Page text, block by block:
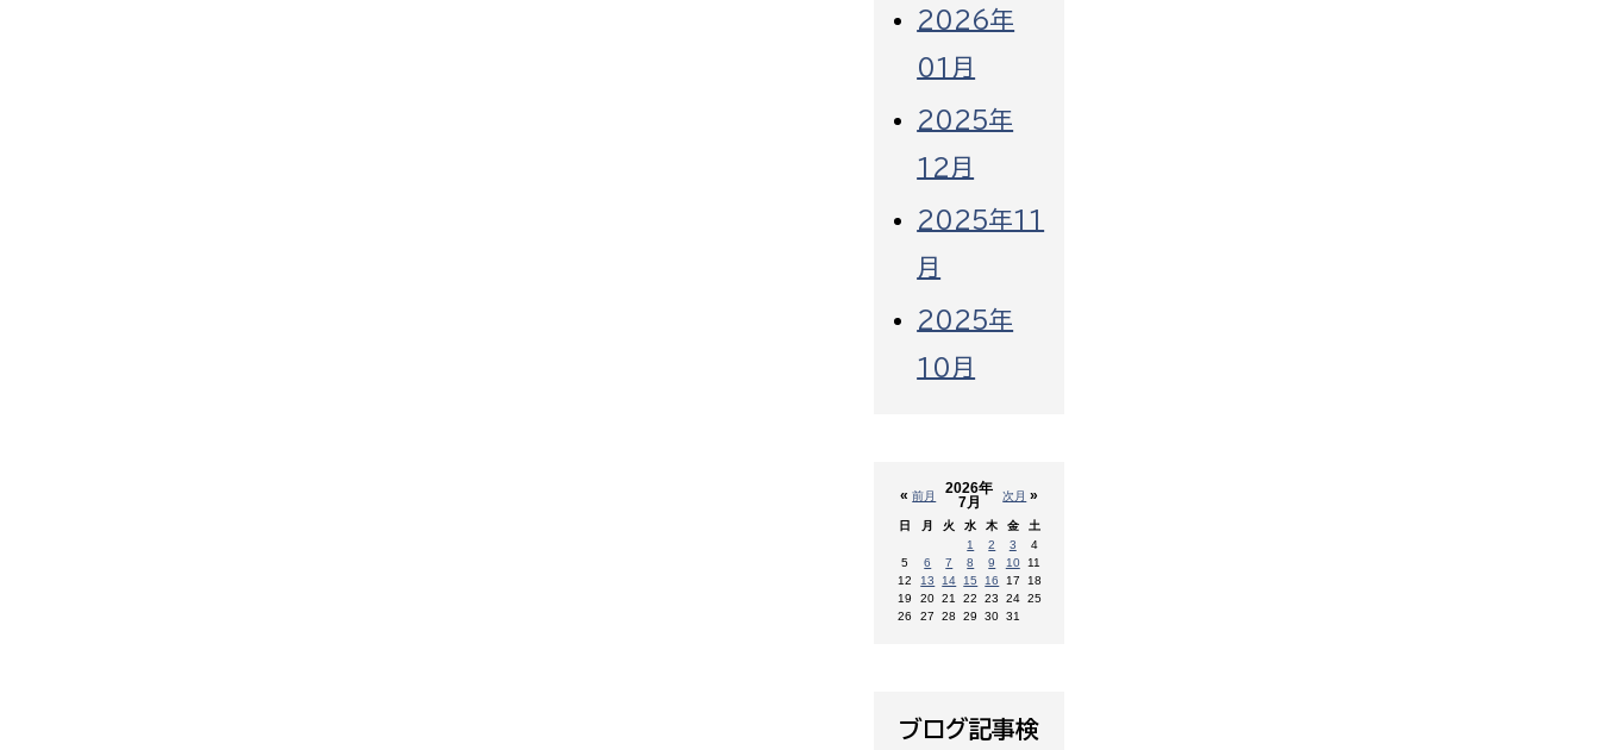
2026年
01月
2025年
12月
2025年11
月
2025年
10月
«前月 次月 »
2026年
7月
日 月 火 水 木 金
土
1
2 3
4
5
6 7 8 9 10
11
12
13 14 15 16 17
18
19
20 21 22 23 24 25
26
27 28 29 30 31
ブログ記事検